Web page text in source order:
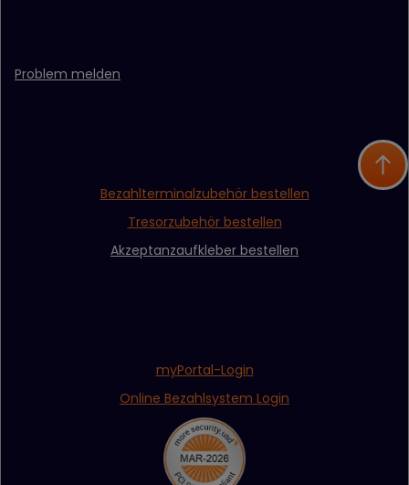
Problem melden
Bezahlterminalzubehör bestellen
Tresorzubehör bestellen
Akzeptanzaufkleber bestellen
myPortal-Login
Online Bezahlsystem Login